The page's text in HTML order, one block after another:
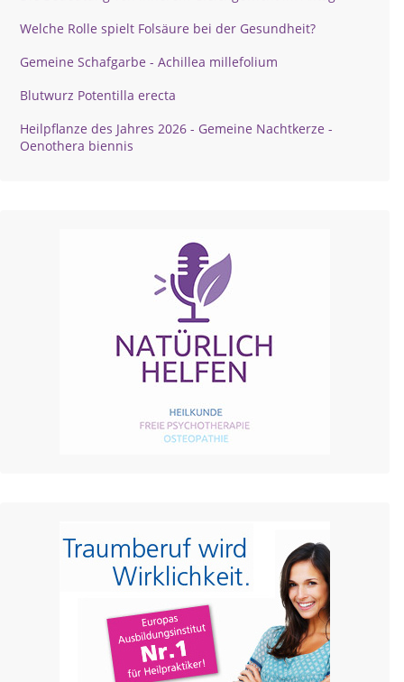
Welche Rolle spielt Folsäure bei der Gesundheit?
Gemeine Schafgarbe - Achillea millefolium
Blutwurz Potentilla erecta
Heilpflanze des Jahres 2026 - Gemeine Nachtkerze -
Oenothera biennis